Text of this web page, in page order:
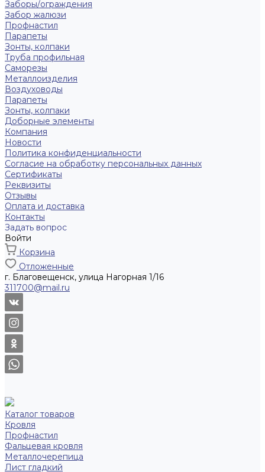
Заборы/ограждения
Забор жалюзи
Профнастил
Парапеты
Зонты, колпаки
Труба профильная
Саморезы
Металлоизделия
Воздуховоды
Парапеты
Зонты, колпаки
Доборные элементы
Компания
Новости
Политика конфиденциальности
Согласие на обработку персональных данных
Сертификаты
Реквизиты
Отзывы
Оплата и доставка
Контакты
Задать вопрос
Войти
Корзина
Отложенные
г. Благовещенск, улица Нагорная 1/16
311700@mail.ru
Каталог товаров
Кровля
Профнастил
Фальцевая кровля
Металлочерепица
Лист гладкий